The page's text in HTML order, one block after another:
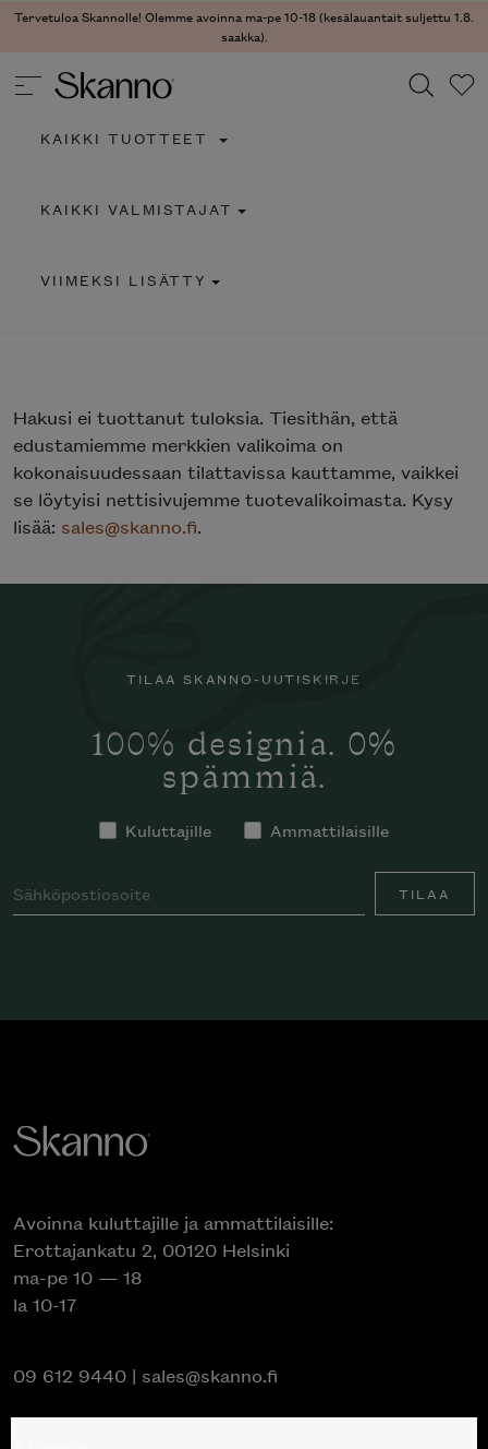
Tervetuloa Skannolle! Olemme avoinna ma-pe 10-18 (kesälauantait suljettu 1.8.
saakka).
Type 2 or more characters for results.
KAIKKI TUOTTEET
KAIKKI VALMISTAJAT
VIIMEKSI LISÄTTY
Hakusi ei tuottanut tuloksia. Tiesithän, että
edustamiemme merkkien valikoima on
kokonaisuudessaan tilattavissa kauttamme, vaikkei
se löytyisi nettisivujemme tuotevalikoimasta. Kysy
lisää: sales@skanno.fi.
TILAA SKANNO-UUTISKIRJE
100% designia. 0%
spämmiä.
Kuluttajille Ammattilaisille
TILAA
Avoinna kuluttajille ja ammattilaisille:
Erottajankatu 2, 00120 Helsinki
ma-pe 10 — 18
la 10-17
09 612 9440 | sales@skanno.fi